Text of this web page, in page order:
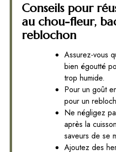
Conseils pour
au chou-fleur,
reblochon
Assurez-vous
bien égoutté
trop humide.
Pour un goût
pour un
Ne négligez
après la
saveurs de se
Ajoutez des